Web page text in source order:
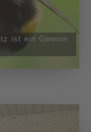
ist ein Gewinn